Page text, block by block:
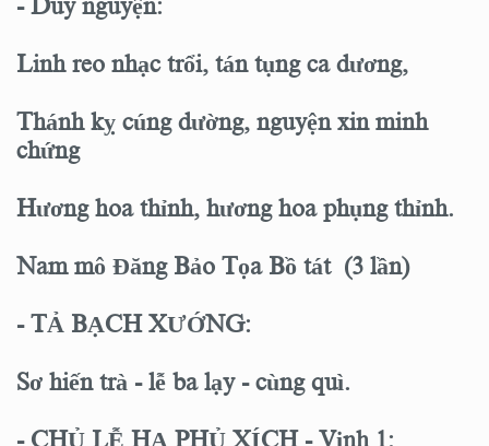
- Duy nguyện:
Linh reo nhạc trổi, tán tụng ca dương,
Thánh kỵ cúng dường, nguyện xin minh
chứng
Hương hoa thỉnh, hương hoa phụng thỉnh.
Nam mô Đăng Bảo Tọa Bồ tát (3 lần)
- TẢ BẠCH XƯỚNG:
Sơ hiến trà - lễ ba lạy - cùng quì.
- CHỦ LỄ HẠ PHỦ XÍCH - Vịnh 1: